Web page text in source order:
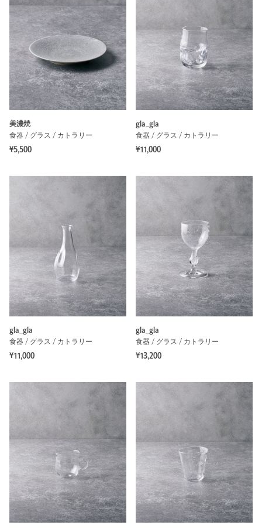
美濃焼
食器 / グラス / カトラリー
¥5,500
gla_gla
食器 / グラス / カトラリー
¥11,000
gla_gla
食器 / グラス / カトラリー
¥11,000
gla_gla
食器 / グラス / カトラリー
¥13,200